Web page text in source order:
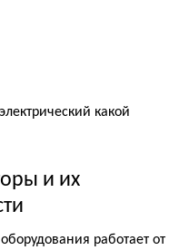
какой
и их
работает от